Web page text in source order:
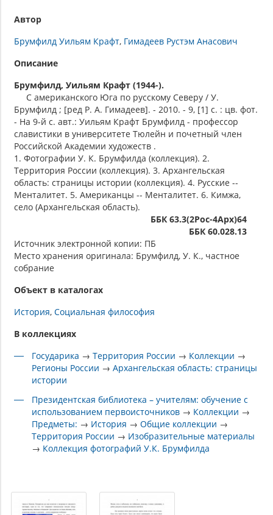
Автор
Брумфилд Уильям Крафт Гимадеев Рустэм Анасович
Описание
Брумфилд, Уильям Крафт (1944-).
С американского Юга по русскому Северу / У.
Брумфилд ; [ред Р. А. Гимадеев]. - 2010. - 9, [1] с. : цв. фот.
- На 9-й с. авт.: Уильям Крафт Брумфилд - профессор
славистики в университете Тюлейн и почетный член
Российской Академии художеств .
1. Фотографии У. К. Брумфилда (коллекция). 2.
Территория России (коллекция). 3. Архангельская
область: страницы истории (коллекция). 4. Русские --
Менталитет. 5. Американцы -- Менталитет. 6. Кимжа,
село (Архангельская область).
ББК 63.3(2Рос-4Арх)64
ББК 60.028.13
Источник электронной копии: ПБ
Место хранения оригинала: Брумфилд, У. К., частное
собрание
Объект в каталогах
История Социальная философия
В коллекциях
Государика →Территория России → Коллекции →
Регионы России →Архангельская область: страницы
истории
Президентская библиотека – учителям: обучение с
использованием первоисточников → Коллекции →
Предметы: → История →Общие коллекции →
Территория России → Изобразительные материалы
→ Коллекция фотографий У.К. Брумфилда